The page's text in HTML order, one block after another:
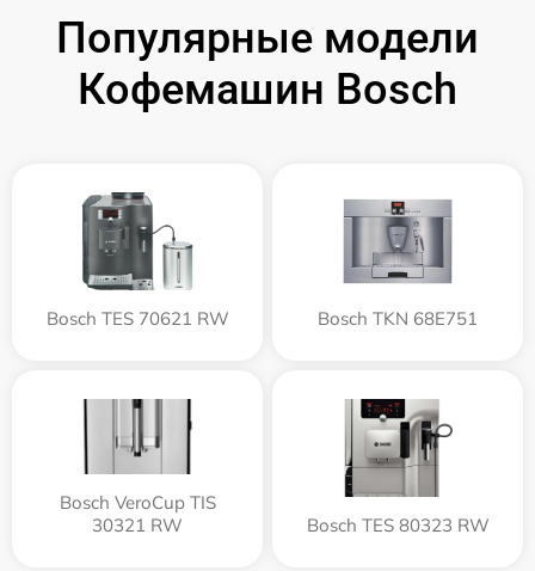
Популярные модели
Кофемашин Bosch
Bosch TES 70621 RW Bosch TKN 68E751
Bosch VeroCup TIS
30321 RW
Bosch TES 80323 RW